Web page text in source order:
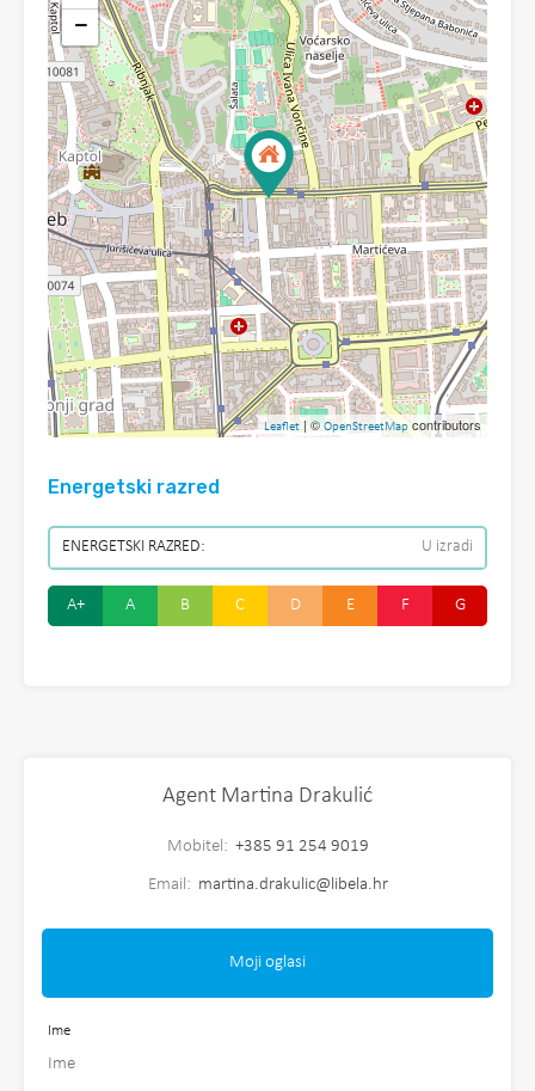
−
Leaflet | ©OpenStreetMapcontributors
Energetski razred
ENERGETSKI RAZRED: U izradi
A+ A B C D E F G
Agent Martina Drakulić
Mobitel: +385 91 254 9019
Email: martina.drakulic@libela.hr
Moji oglasi
Ime